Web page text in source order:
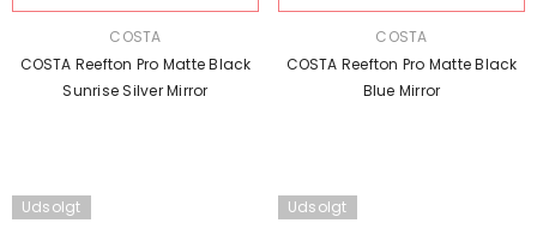
COSTA
COSTA Reefton Pro Matte Black
Sunrise Silver Mirror
COSTA
COSTA Reefton Pro Matte Black
Blue Mirror
Udsolgt Udsolgt